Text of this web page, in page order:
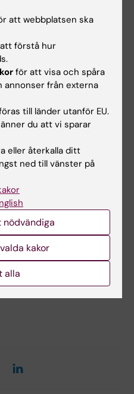
Institutet
till KI Play
till Youtube
på denna sida?
att webbplatsen ska
förstå hur
för att visa och spåra
annonser från externa
till länder utanför EU.
du att vi sparar
eller återkalla ditt
ned till vänster på
kakor
alla